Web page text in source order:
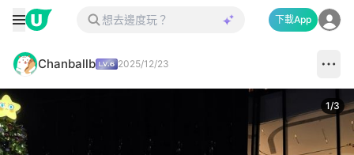
下載App
Chanballb 2025/12/23
1/3